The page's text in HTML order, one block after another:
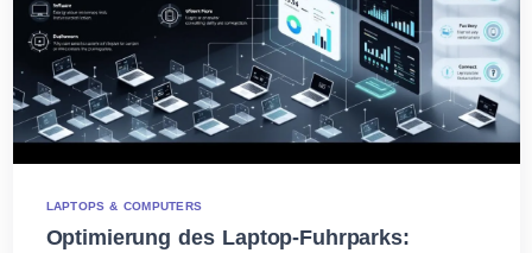
LAPTOPS & COMPUTERS
Optimierung des Laptop-Fuhrparks: